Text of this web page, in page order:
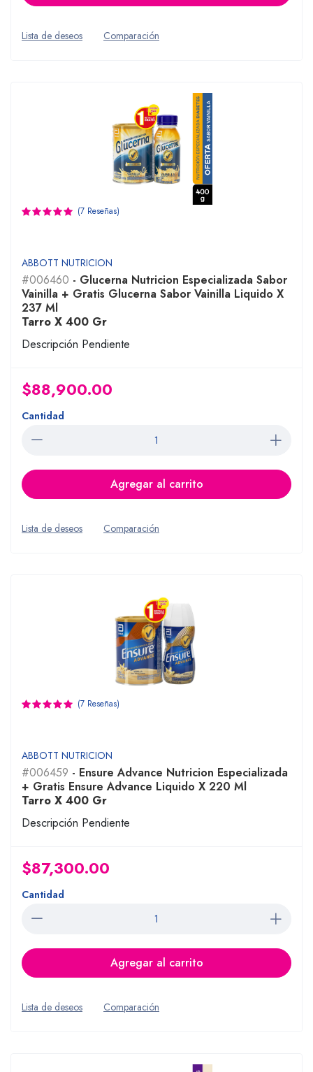
Lista de deseos Comparación
(7 Reseñas)
ABBOTT NUTRICION
#006460 - Glucerna Nutricion Especializada Sabor
Vainilla + Gratis Glucerna Sabor Vainilla Liquido X
237 Ml
Tarro X 400 Gr
Descripción Pendiente
$88,900.00
Cantidad
Agregar al carrito
Lista de deseos Comparación
(7 Reseñas)
ABBOTT NUTRICION
#006459 - Ensure Advance Nutricion Especializada
+ Gratis Ensure Advance Liquido X 220 Ml
Tarro X 400 Gr
Descripción Pendiente
$87,300.00
Cantidad
Agregar al carrito
Lista de deseos Comparación